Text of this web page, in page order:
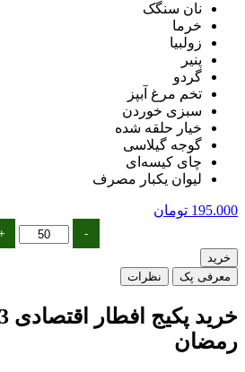
نان سنگک
خرما
زولبیا
پنیر
گردو
تخم مرغ آبپز
سبزی خوردن
خیار حلقه شده
گوجه گیلاسی
چای کیسه‌ای
لیوان یکبار مصرف
195.000 تومان
-
پک
افطار
خرید
معرفی پک
نظرات
خرید پکیج افطار اقتصادی 3
رمضان